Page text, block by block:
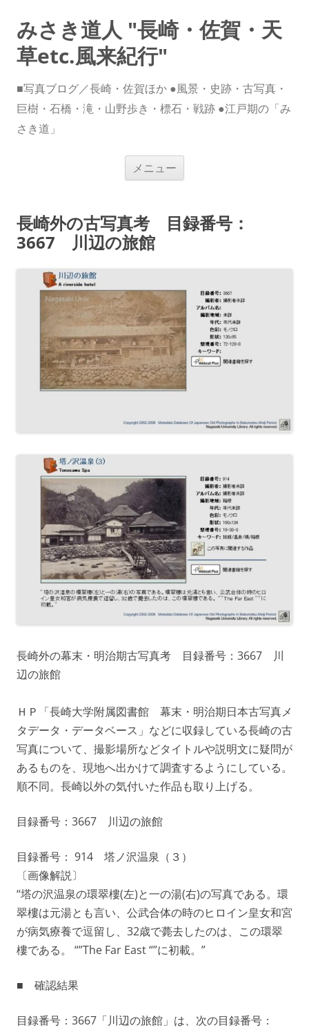
みさき道人 "長崎・佐賀・天
草etc.風来紀行"
■写真ブログ／長崎・佐賀ほか ●風景・史跡・古写真・
巨樹・石橋・滝・山野歩き・標石・戦跡 ●江戸期の「み
さき道」
メニュー
ス
キ
長崎外の古写真考 目録番号：
3667 川辺の旅館
長崎外の幕末・明治期古写真考 目録番号：3667 川
辺の旅館
ＨＰ「長崎大学附属図書館 幕末・明治期日本古写真メ
タデータ・データベース」などに収録している長崎の古
写真について、撮影場所などタイトルや説明文に疑問が
あるものを、現地へ出かけて調査するようにしている。
順不同。長崎以外の気付いた作品も取り上げる。
目録番号：3667 川辺の旅館
目録番号： 914 塔ノ沢温泉（３）
〔画像解説〕
“塔の沢温泉の環翠樓(左)と一の湯(右)の写真である。環
翠樓は元湯とも言い、公武合体の時のヒロイン皇女和宮
が病気療養で逗留し、32歳で薨去したのは、この環翠
樓である。 “”The Far East “”に初載。”
■ 確認結果
目録番号：3667「川辺の旅館」は、次の目録番号：